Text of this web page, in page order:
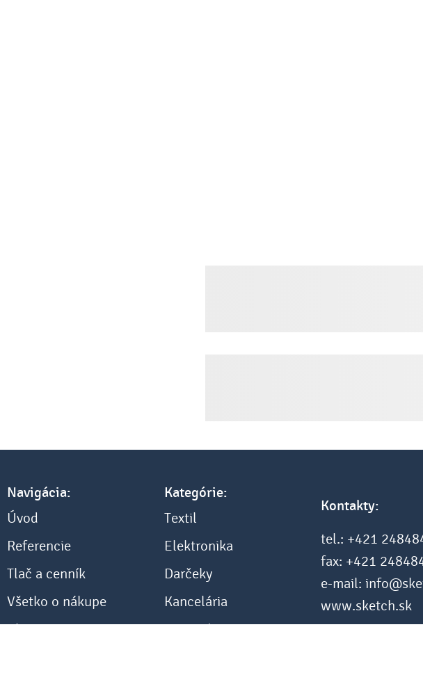
Navigácia:
Úvod
Referencie
Tlač a cenník
Všetko o nákupe
Blog
Kategórie:
Textil
Elektronika
Darčeky
Kancelária
Ostatné
Kontakty:
tel.: +421
fax: +421
e-mail:
www.sketch.sk